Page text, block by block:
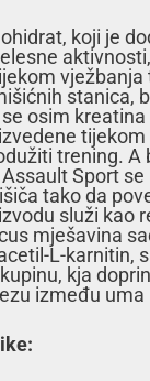
koji je
stanica,
osim
trening. A
Sport
tako da
služi kao
mješavina
L-karnitin,
kja
između uma